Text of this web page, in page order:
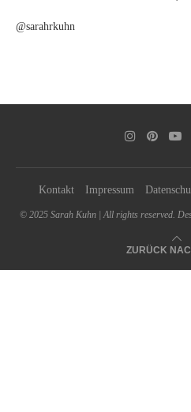
@sarahrkuhn
Kontakt Impressum
© 2025 Sarah Kuhn | All rights reserved.
ZURÜCK